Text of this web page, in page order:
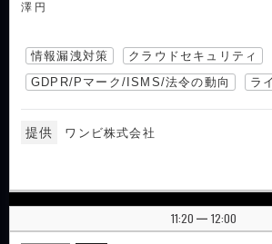
澤 円
情報漏洩対策
クラウドセキュリティ
GDPR/Pマーク/ISMS/法令の動向
ラ
提供 ワンビ株式会社
11:20 | 12:00